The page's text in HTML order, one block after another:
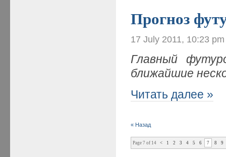
Прогноз
17 July 2011, 10:23 pm
Главный
ближайшие
Читать далее »
« Назад
Page 7 of 14 < 1 2 3 4 5 6 7 8 9